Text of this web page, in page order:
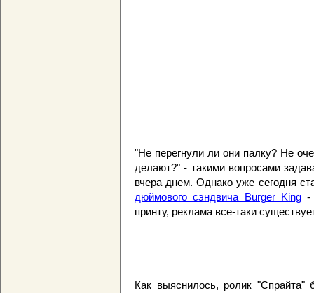
"Не перегнули ли они палку? Не
делают?" - такими вопросами
вчера днем. Однако уже сегодня
дюймового сэндвича Burger King -
принту, реклама все-таки
Как выяснилось, ролик